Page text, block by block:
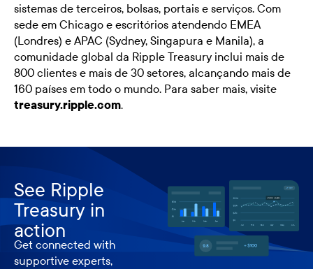
sistemas de terceiros, bolsas, portais e serviços. Com
sede em Chicago e escritórios atendendo EMEA
(Londres) e APAC (Sydney, Singapura e Manila), a
comunidade global da Ripple Treasury inclui mais de
800 clientes e mais de 30 setores, alcançando mais de
160 países em todo o mundo. Para saber mais, visite
treasury.ripple.com.
See Ripple
Treasury in
action
Get connected with
supportive experts,